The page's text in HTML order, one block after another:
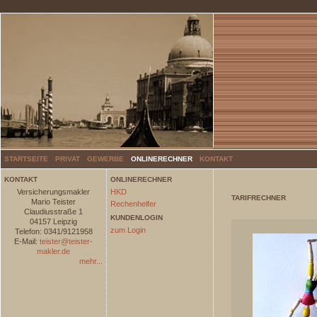
STARTSEITE PRIVAT GEWERBE ONLINERECHNER KONTAKT
KONTAKT
Versicherungsmakler
Mario Teister
Claudiusstraße 1
04157 Leipzig
Telefon: 0341/9121958
E-Mail: teister@teister-
makler.de
mehr...
ONLINERECHNER
HKD
Rechenhelfer
KUNDENLOGIN
zum Login
TARIFRECHNER